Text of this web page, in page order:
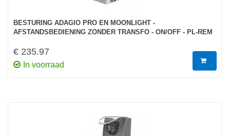
BESTURING ADAGIO PRO EN MOONLIGHT -
AFSTANDSBEDIENING ZONDER TRANSFO - ON/OFF - PL-REM
€ 235.97
In voorraad